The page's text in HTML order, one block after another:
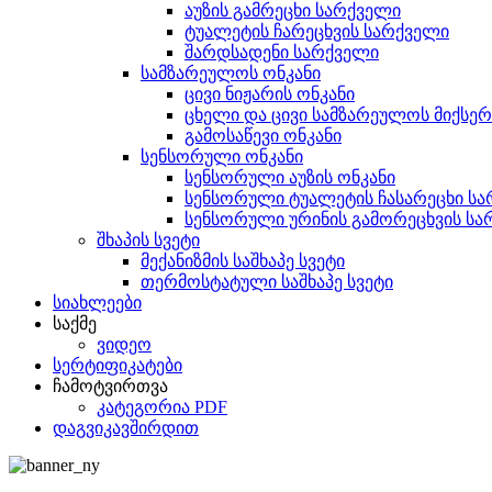
აუზის გამრეცხი სარქველი
ტუალეტის ჩარეცხვის სარქველი
შარდსადენი სარქველი
სამზარეულოს ონკანი
ცივი ნიჟარის ონკანი
ცხელი და ცივი სამზარეულოს
გამოსაწევი ონკანი
სენსორული ონკანი
სენსორული აუზის ონკანი
სენსორული ტუალეტის ჩასარეცხი
სენსორული ურინის გამორეცხვის
შხაპის სვეტი
მექანიზმის საშხაპე სვეტი
თერმოსტატული საშხაპე სვეტი
სიახლეები
საქმე
ვიდეო
სერტიფიკატები
ჩამოტვირთვა
კატეგორია PDF
დაგვიკავშირდით